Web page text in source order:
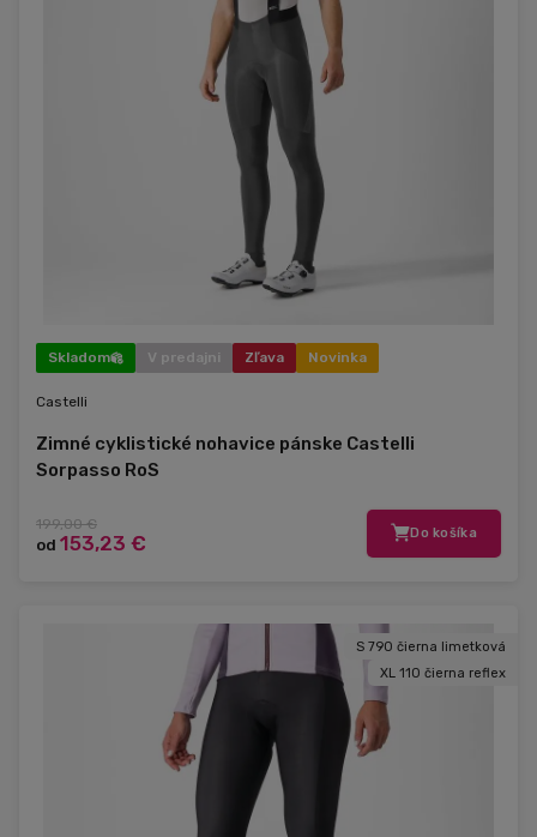
Skladom V predajni Zľava Novinka
Castelli
Zimné cyklistické nohavice pánske Castelli
Sorpasso RoS
199,00 €
od 153,23 € Do košíka
S 790 čierna limetková
XL 110 čierna reflex